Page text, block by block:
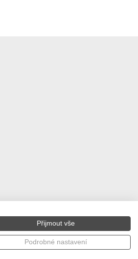
Tvorba www stránek WINTERNET s. r. o.
Přijmout vše
Podrobné nastavení